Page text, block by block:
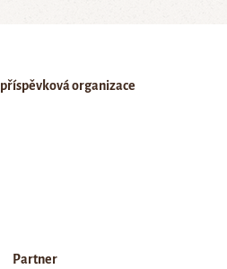
organizace
Partner